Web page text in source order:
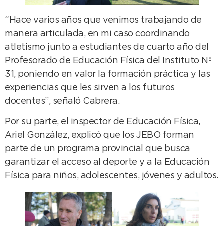
“Hace varios años que venimos trabajando de
manera articulada, en mi caso coordinando
atletismo junto a estudiantes de cuarto año del
Profesorado de Educación Física del Instituto Nº
31, poniendo en valor la formación práctica y las
experiencias que les sirven a los futuros
docentes”, señaló Cabrera.
Por su parte, el inspector de Educación Física,
Ariel González, explicó que los JEBO forman
parte de un programa provincial que busca
garantizar el acceso al deporte y a la Educación
Física para niños, adolescentes, jóvenes y adultos.